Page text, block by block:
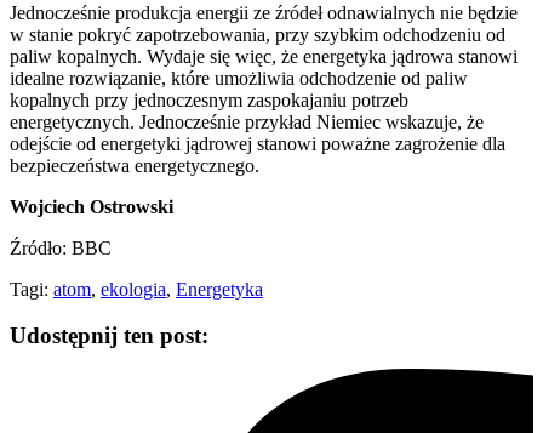
Jednocześnie produkcja energii ze źródeł odnawialnych nie będzie
w stanie pokryć zapotrzebowania, przy szybkim odchodzeniu od
paliw kopalnych. Wydaje się więc, że energetyka jądrowa stanowi
idealne rozwiązanie, które umożliwia odchodzenie od paliw
kopalnych przy jednoczesnym zaspokajaniu potrzeb
energetycznych. Jednocześnie przykład Niemiec wskazuje, że
odejście od energetyki jądrowej stanowi poważne zagrożenie dla
bezpieczeństwa energetycznego.
Wojciech Ostrowski
Źródło: BBC
Tagi: atom, ekologia, Energetyka
Udostępnij ten post: